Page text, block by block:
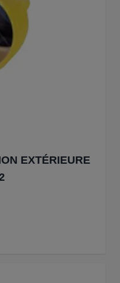
EXTÉRIEURE